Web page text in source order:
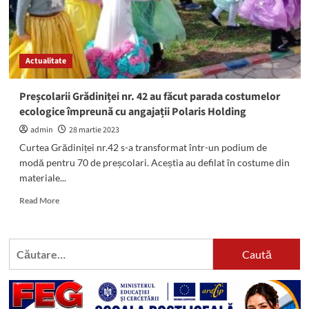
Actualitate
Preșcolarii Grădiniței nr. 42 au făcut parada costumelor
ecologice împreună cu angajații Polaris Holding
admin
28 martie 2023
Curtea Grădiniței nr.42 s-a transformat într-un podium de
modă pentru 70 de preșcolari. Aceștia au defilat în costume din
materiale...
Read MoreRead
Preșcolarii
au
făcut
Caută